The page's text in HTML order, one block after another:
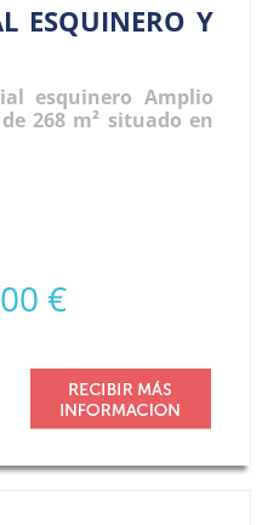
ESQUINERO Y
esquinero Amplio
268 m² situado en
€